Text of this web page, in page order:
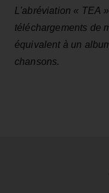
L'abréviation « TEA
téléchargements de
équivalent à un
chansons.